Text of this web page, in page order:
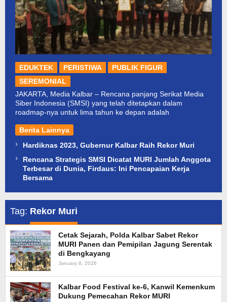
EDUKTEK PERISTIWA
PUBLIK FIGUR
SEREMONIAL
JAKARTA, Media Kalbar – Rencana panjang Serikat Media
Siber Indonesia (SMSI) yang telah ditetapkan dalam
roadmap-nya untuk lima tahun ke depan adalah
Berita Lainnya
Hardiknas 2023, Gubernur Kalbar Raih Rekor Muri
Rencana Strategis SMSI Dicatat MURI Jumlah Anggota
Terbesar di Dunia, Firdaus: Ini Pencapaian Kerja
Bersama
Tag: Rekor Muri
Cetak Sejarah, Polda Kalbar Sabet Rekor
MURI Panen dan Pemipilan Jagung Serentak
di Bengkayang
January 8, 2026
Kalbar Food Festival ke-6, Kanwil Kemenkum
Dukung Pemecahan Rekor MURI